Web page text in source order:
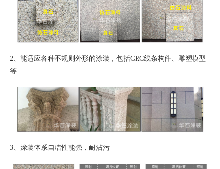
2、 能适应各种不规则外形的涂装，包括GRC线条构件、雕塑模型
等
3、 涂装体系自洁性能强，耐沾污